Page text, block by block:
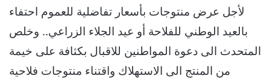
لأجل عرض منتوجات بأسعار تفاضلية للعموم احتفاء
بالعيد الوطني للفلاحة أو عيد الجلاء الزراعي.. وخلص
المتحدث الى دعوة المواطنين للاقبال بكثافة على خيمة
من المنتج الى الاستهلاك واقتناء منتوجات فلاحية